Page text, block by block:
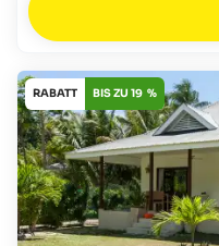
RABATT BIS ZU 19 %